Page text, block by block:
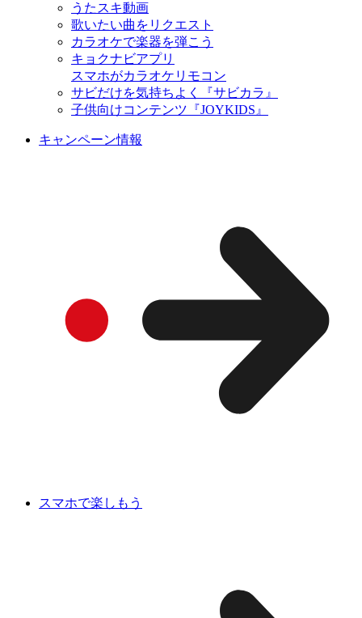
うたスキ動画
歌いたい曲をリクエスト
カラオケで楽器を弾こう
キョクナビアプリ
スマホがカラオケリモコン
サビだけを気持ちよく『サビカラ』
子供向けコンテンツ『JOYKIDS』
キャンペーン情報
スマホで楽しもう